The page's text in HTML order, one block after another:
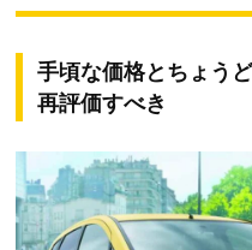
手頃な価格とちょう
再評価すべき